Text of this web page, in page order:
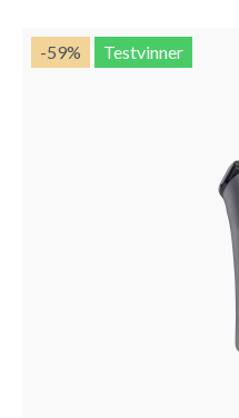
-59% Testvinner